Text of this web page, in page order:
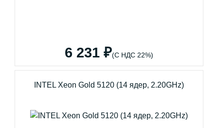
6 231 ₽(С НДС 22%)
INTEL Xeon Gold 5120 (14 ядер, 2.20GHz)